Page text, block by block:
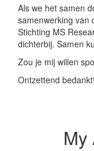
Als we het samen
samenwerking van
Stichting MS
dichterbij. Samen
Zou je mij willen
Ontzettend bedankt!
My